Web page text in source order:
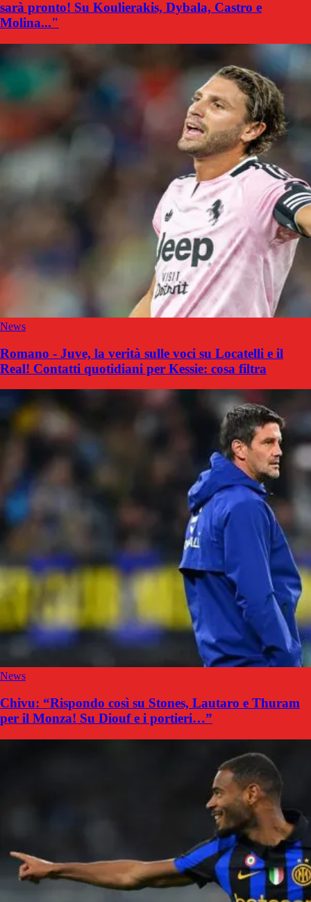
sarà pronto! Su Koulierakis, Dybala, Castro e
Molina..."
News
Romano - Juve, la verità sulle voci su Locatelli e il
Real! Contatti quotidiani per Kessie: cosa filtra
News
Chivu: “Rispondo così su Stones, Lautaro e Thuram
per il Monza! Su Diouf e i portieri…”